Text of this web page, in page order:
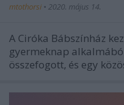
mtothorsi • 2020. május 14.
A Ciróka Bábszínház
gyermeknap
összefogott, és egy